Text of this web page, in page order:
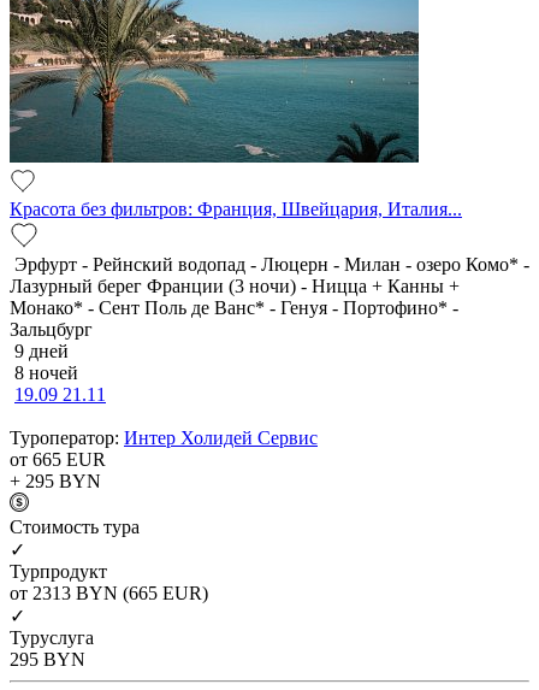
Красота без фильтров: Франция, Швейцария, Италия...
Эрфурт - Рейнский водопад - Люцерн - Милан - озеро Комо* -
Лазурный берег Франции (3 ночи) - Ницца + Канны +
Монако* - Сент Поль де Ванс* - Генуя - Портофино* -
Зальцбург
9 дней
8 ночей
19.09 21.11
Туроператор: Интер Холидей Сервис
от 665 EUR
+ 295 BYN
Cтоимость тура
✓
Турпродукт
от 2313 BYN (665 EUR)
✓
Туруслуга
295 BYN